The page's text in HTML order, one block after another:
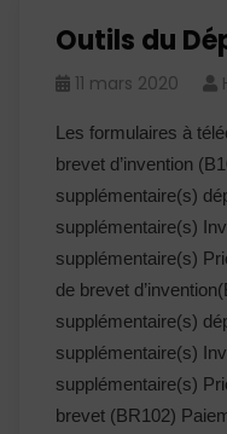
Outils du
11 mars 2020
Les formulaires à
brevet d’invention
supplémentaire(s)
supplémentaire(s)
supplémentaire(s)
de brevet
supplémentaire(s)
supplémentaire(s)
supplémentaire(s)
brevet (BR102)